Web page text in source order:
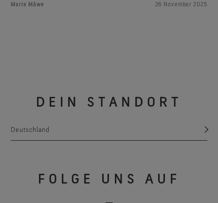
Marie Måwe 26 November 2025
DEIN STANDORT
Deutschland
FOLGE UNS AUF